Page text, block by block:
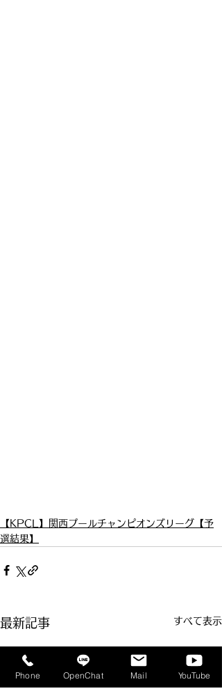
【KPCL】関西プールチャンピオンズリーグ【予
選結果】
最新記事 すべて表示
Phone OpenChat Mail YouTube